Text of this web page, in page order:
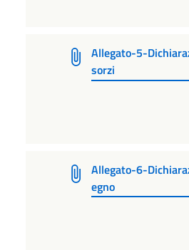
Allegato-5-
sorzi
Allegato-6-
egno